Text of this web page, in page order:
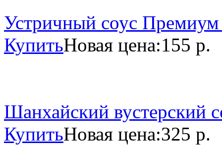
Устричный соус
КупитьНовая цена:155 р.
Шанхайский вустерский
КупитьНовая цена:325 р.